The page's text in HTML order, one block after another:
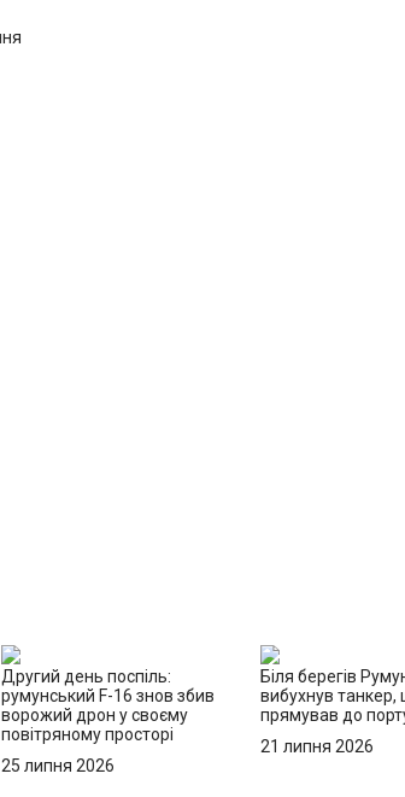
Другий день поспіль:
румунський F-16 знов збив
ворожий дрон у своєму
повітряному просторі
25 липня 2026
Біля берегів
вибухнув танкер,
прямував до
21 липня 2026